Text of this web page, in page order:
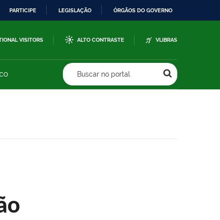
PARTICIPE LEGISLAÇÃO ÓRGÃOS DO GOVERNO
VISITORS ALTO CONTRASTE VLIBRAS
Buscar no portal